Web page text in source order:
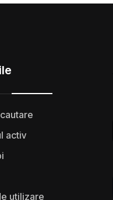
activ
utilizare